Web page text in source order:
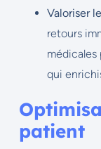
Valoriser
retours
médicales
qui
patient